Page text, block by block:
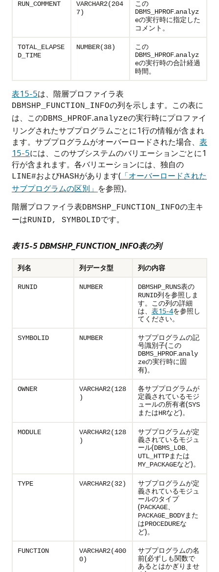
RUN_COMMENT
VARCHAR2(204
7)
この
DBMS_HPROF.analyz
eの実行時に指定した
コメント。
TOTAL_ELAPSE
D_TIME
NUMBER(38) この
DBMS_HPROF.analyz
eの実行時の合計経過
時間。
表15-5は、階層プロファイラ表
DBMSHP_FUNCTION_INFOの列を示します。この表に
は、このDBMS_HPROF.analyzeの実行時にプロファイ
リングされたサブプログラムごとに1行の情報が含まれ
ます。サブプログラムがオーバーロードされた場合、 表
15-5には、このサブシステムのバリエーションごとに1
行が含まれます。各バリエーションには、独自の
LINE#およびHASHがあります( 「オーバーロードされた
サブプログラムの区別」 を参照)。
階層プロファイラ表DBMSHP_FUNCTION_INFOの主キ
ーはRUNID, SYMBOLIDです。
表15-5 DBMSHP_FUNCTION_INFO表の列
列名 列データ型 列の内容
RUNID NUMBER DBMSHP_RUNS表の
RUNID列を参照しま
す。この列の詳細
は、 表15-4を参照し
てください。
SYMBOLID NUMBER
サブプログラムの記
号識別子(この
DBMS_HPROF.analy
zeの実行時に固
有)。
OWNER
VARCHAR2(128
)
各サブプログラムが
定義されているモジ
ュールの所有者(SYS
またはHRなど)。
MODULE
VARCHAR2(128
)
サブプログラムが定
義されているモジュ
ール(DBMS_LOB、
UTL_HTTPまたは
MY_PACKAGEなど)。
TYPE VARCHAR2(32)
サブプログラムが定
義されているモジュ
ールのタイプ
(PACKAGE、
PACKAGE_BODYまた
はPROCEDUREな
ど)。
FUNCTION
VARCHAR2(400
0)
サブプログラムの名
前(必ずしも関数で
あるとはかぎりませ